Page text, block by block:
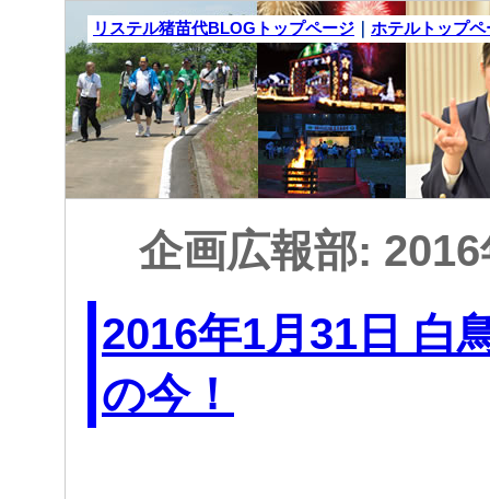
リステル猪苗代BLOGトップページ ｜ ホテルトップペ
企画広報部:
2016年1月31日 白
の今！